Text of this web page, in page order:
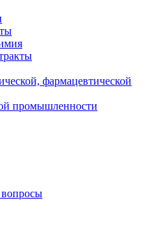
фармацевтической
промышленности
вопросы